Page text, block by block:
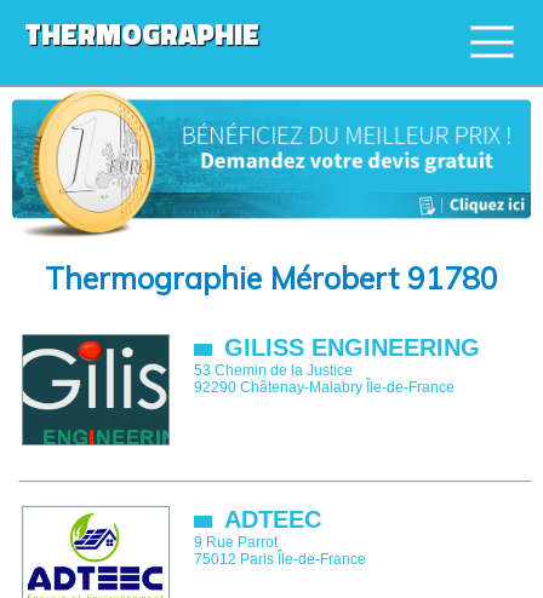
THERMOGRAPHIE
Thermographie Mérobert 91780
GILISS ENGINEERING
53 Chemin de la Justice
92290 Châtenay-Malabry Île-de-France
ADTEEC
9 Rue Parrot
75012 Paris Île-de-France